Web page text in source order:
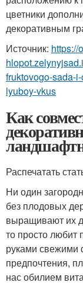
цветники
декоративным
Источник: https://
fruktovogo-sada-
lyuboy-vkus
Как
Распечатать
Ни один
без плодовых
выращивают их
то просто
руками свежими
предпочтения,
нас обилием